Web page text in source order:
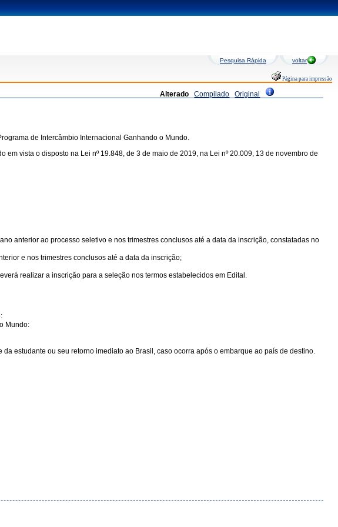
Pesquisa Rápida voltar
Página para impressão
Alterado Compilado Original
de Intercâmbio Internacional Ganhando o Mundo.
vista o disposto na Lei nº 19.848, de 3 de maio de 2019, na Lei nº 20.009, 13 de novembro de
anterior ao processo seletivo e nos trimestres conclusos até a data da inscrição, constatadas no
e nos trimestres conclusos até a data da inscrição;
realizar a inscrição para a seleção nos termos estabelecidos em Edital.
Mundo:
estudante ou seu retorno imediato ao Brasil, caso ocorra após o embarque ao país de destino.